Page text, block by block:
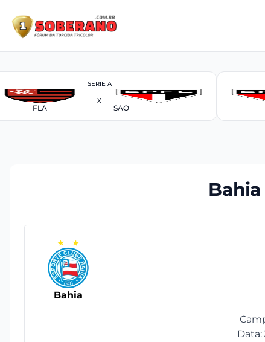
SERIE A
FLA
X
SAO
Bahia
Bahia
Data: